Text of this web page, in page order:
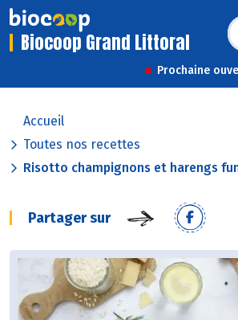
Biocoop Grand Littoral
Prochaine
Accueil
Toutes nos recettes
Risotto champignons et harengs
Partager sur